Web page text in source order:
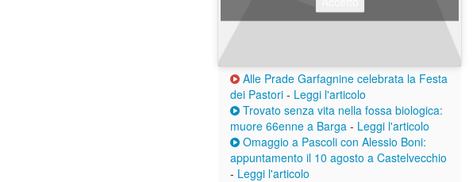
Alle Prade Garfagnine celebrata la Festa
dei Pastori - Leggi l'articolo
Trovato senza vita nella fossa biologica:
muore 66enne a Barga - Leggi l'articolo
Omaggio a Pascoli con Alessio Boni:
appuntamento il 10 agosto a Castelvecchio
- Leggi l'articolo